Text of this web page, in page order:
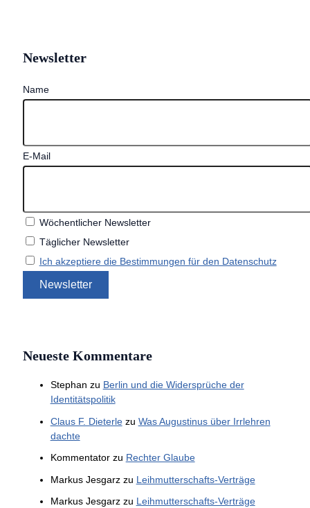
Newsletter
Name
E-Mail
Wöchentlicher Newsletter
Täglicher Newsletter
Ich akzeptiere die Bestimmungen für den Datenschutz
Neueste Kommentare
Stephan zu Berlin und die Widersprüche der
Identitätspolitik
Claus F. Dieterlezu Was Augustinus über Irrlehren
dachte
Kommentatorzu Rechter Glaube
Markus Jesgarzzu Leihmutterschafts-Verträge
Markus Jesgarzzu Leihmutterschafts-Verträge